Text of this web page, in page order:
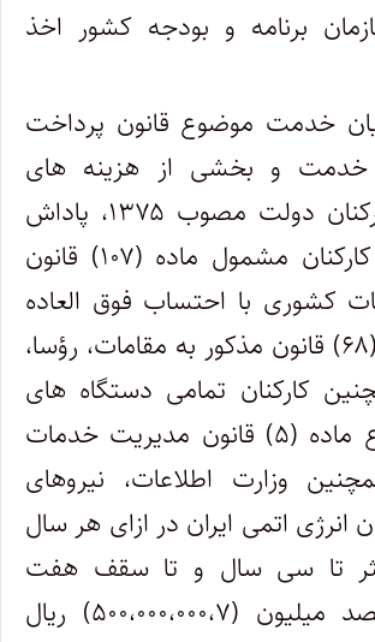
برنامه و بودجه کشور اخذ
خدمت موضوع قانون پرداخت
خدمت و بخشی از هزینه های
ضروری به کارکنان دولت مصوب ۱۳۷۵، پاداش
پایان خدمت کارکنان مشمول ماده (۱۰۷) قانون
کشوری با احتساب فوق العاده
بند (۱۰) ماده (۶۸) قانون مذکور به مقامات، رؤسا،
کارکنان تمامی دستگاه های
اجرایی موضوع ماده (۵) قانون مدیریت خدمات
وزارت اطلاعات، نیروهای
انرژی اتمی ایران در ازای هر سال
تا سی سال و تا سقف هفت
میلیارد و پانصد میلیون (۵۰۰،۰۰۰،۰۰۰،۷) ریال